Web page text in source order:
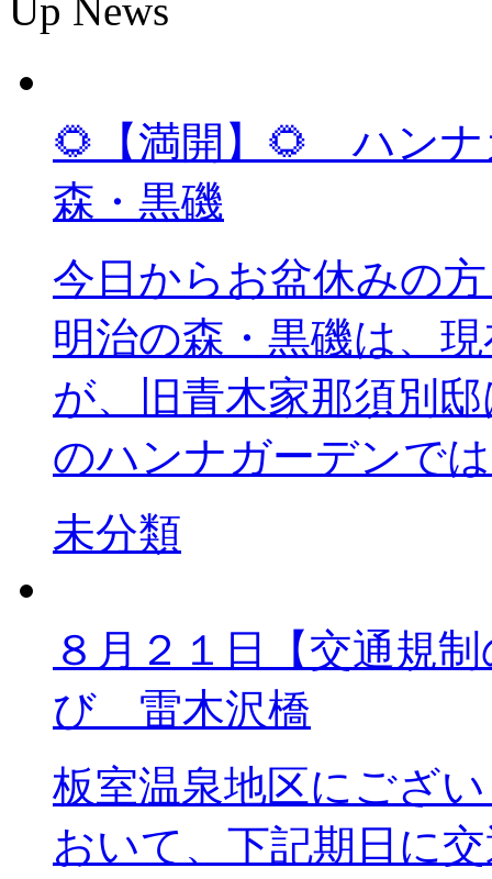
🌻【満開】🌻 ハン
森・黒磯
今日からお盆休みの
明治の森・黒磯は、
が、旧青木家那須別
のハンナガーデンで
未分類
８月２１日【交通規
び 雷木沢橋
板室温泉地区にござ
おいて、下記期日に